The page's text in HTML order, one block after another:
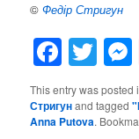
© Федір Стригун
This entry was posted
Стригунand tagged
Anna Putova.